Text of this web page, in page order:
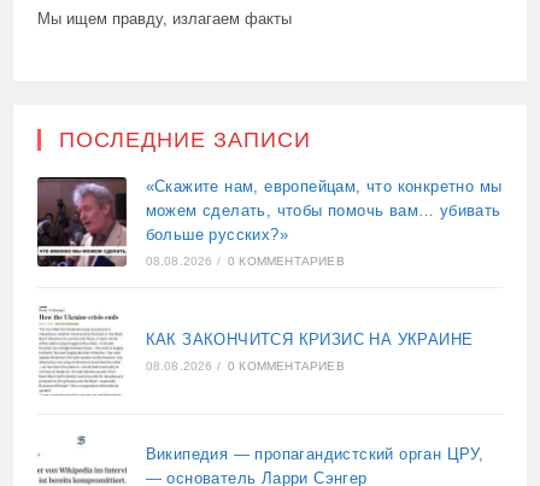
Мы ищем правду, излагаем факты
ПОСЛЕДНИЕ ЗАПИСИ
«Скажите нам, европейцам, что конкретно мы
можем сделать, чтобы помочь вам… убивать
больше русских?»
08.08.2026 / 0 КОММЕНТАРИЕВ
КАК ЗАКОНЧИТСЯ КРИЗИС НА УКРАИНЕ
08.08.2026 / 0 КОММЕНТАРИЕВ
Википедия — пропагандистский орган ЦРУ,
— основатель Ларри Сэнгер